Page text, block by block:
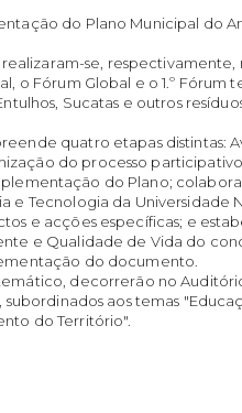
do Plano Municipal do
realizaram-se,
o Fórum Global e o 1.º Fórum
Sucatas e outros
quatro etapas distintas:
do processo
do Plano;
e Tecnologia da Universidade
e acções específicas; e
e Qualidade de Vida do
do documento.
decorrerão no
aos temas
do Território".